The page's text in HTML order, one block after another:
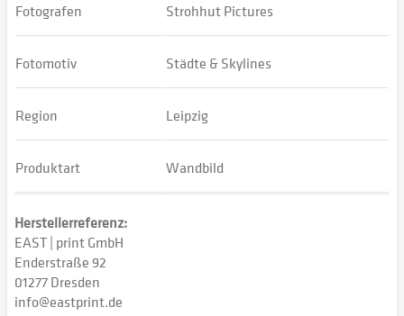
Fotografen Strohhut Pictures
Fotomotiv Städte & Skylines
Region Leipzig
Produktart Wandbild
Herstellerreferenz:
EAST | print GmbH
Enderstraße 92
01277 Dresden
info@eastprint.de